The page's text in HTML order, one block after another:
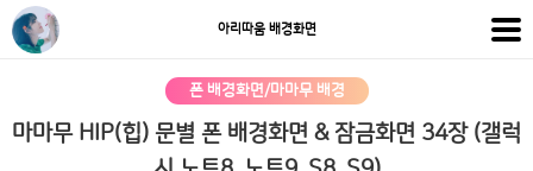
아리따움 배경화면
폰 배경화면/마마무 배경
마마무 HIP(힙) 문별 폰 배경화면 & 잠금화면 34장 (갤럭